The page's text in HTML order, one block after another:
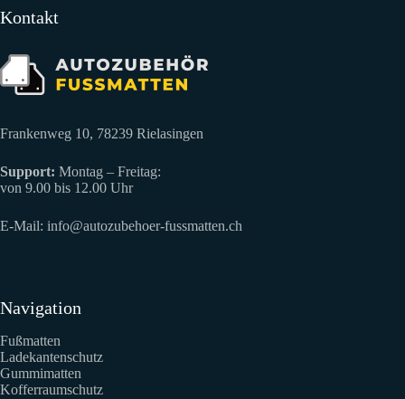
Kontakt
Frankenweg 10, 78239 Rielasingen
Support: Montag – Freitag:
von 9.00 bis 12.00 Uhr
E-Mail: info@autozubehoer-fussmatten.ch
Navigation
Fußmatten
Ladekantenschutz
Gummimatten
Kofferraumschutz